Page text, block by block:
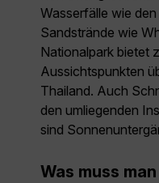
Wasserfälle wie
Sandstrände wie
Nationalpark bietet
Aussichtspunkten
Thailand. Auch
den umliegenden
sind
Was muss